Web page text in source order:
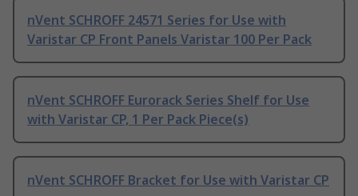
nVent SCHROFF 24571 Series for Use with
Varistar CP Front Panels Varistar 100 Per Pack
nVent SCHROFF Eurorack Series Shelf for Use
with Varistar CP, 1 Per Pack Piece(s)
nVent SCHROFF Bracket for Use with Varistar CP